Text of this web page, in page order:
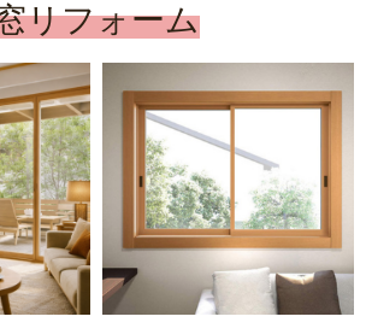
者を募集しています！
情報｜2025年住宅省エネキャンペー
リフォーム